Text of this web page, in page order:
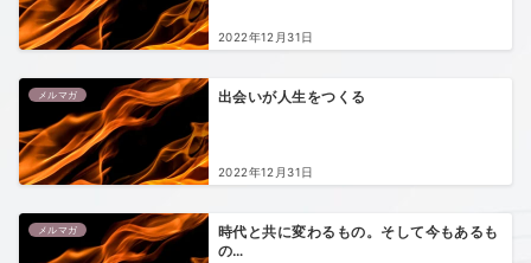
2022年12月31日
メルマガ 出会いが人生をつくる
2022年12月31日
メルマガ
時代と共に変わるもの。そして今もあるも
の…